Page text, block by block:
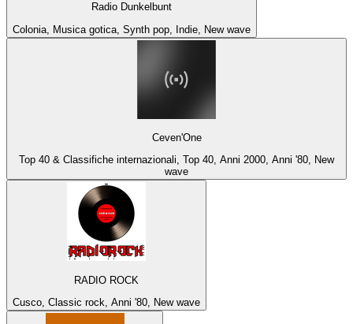
Radio Dunkelbunt
Colonia, Musica gotica, Synth pop, Indie, New wave
Ceven'One
Top 40 & Classifiche internazionali, Top 40, Anni 2000, Anni '80, New
wave
RADIO ROCK
Cusco, Classic rock, Anni '80, New wave